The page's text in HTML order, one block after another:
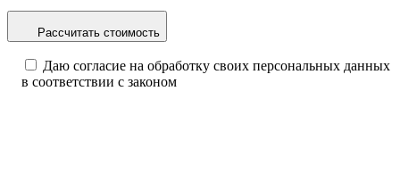
Рассчитать стоимость
Даю согласие на обработку своих персональных данных
в соответствии с законом